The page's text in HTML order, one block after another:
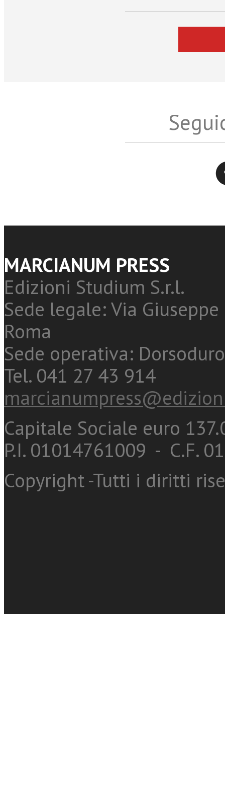
MARCIANUM PRESS
Edizioni Studium S.r.l.
Sede legale: Via
Roma
Sede operativa:
Tel. 041 27 43 914
Capitale Sociale euro
P.I. 01014761009 - C.F.
Copyright -Tutti i diritti